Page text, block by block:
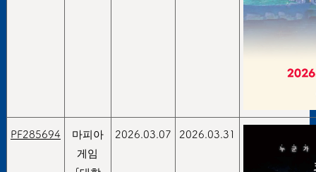
PF285694
마피아
게임
2026.03.07 2026.03.31